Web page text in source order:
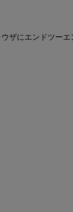
ザにエンドツー